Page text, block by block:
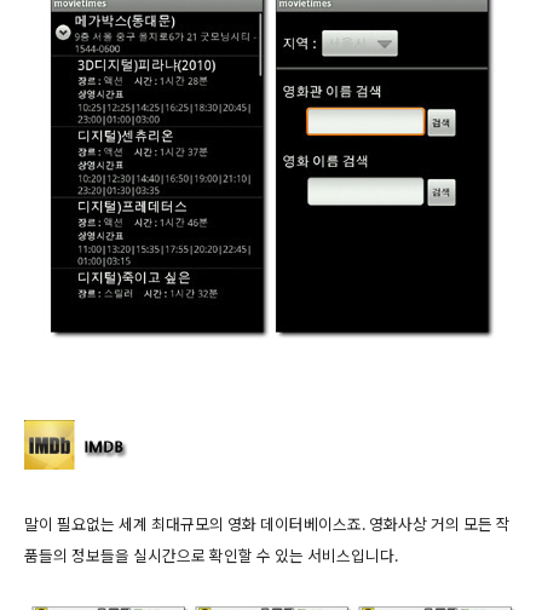
말이 필요없는 세계 최대규모의 영화 데이터베이스죠. 영화사상 거의 모든 작
품들의 정보들을 실시간으로 확인할 수 있는 서비스입니다.